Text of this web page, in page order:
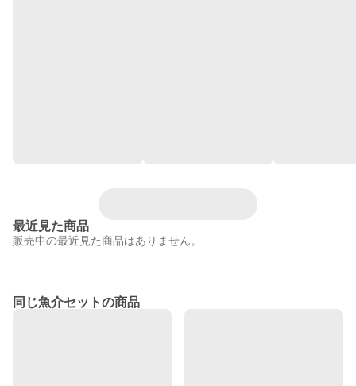
最近見た商品
販売中の最近見た商品はありません。
同じ魚介セットの商品